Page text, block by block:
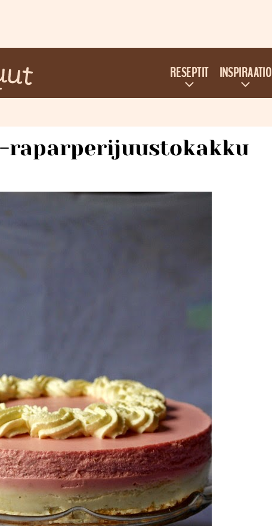
RESEPTIT INSPIRAATIO
raparperijuustokakku